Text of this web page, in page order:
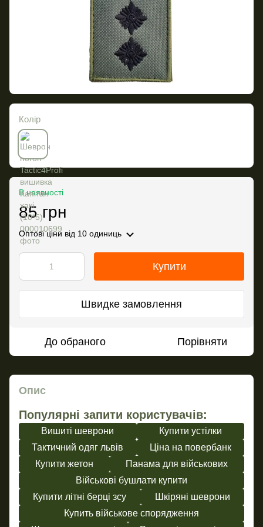
Колір
В наявності
85 грн
Оптові ціни від 10 одиниць
Купити
Швидке замовлення
До обраного Порівняти
Опис
Популярні запити користувачів:
Вишиті шеврони
Купити устілки
Тактичний одяг львів
Ціна на повербанк
Купити жетон
Панама для військових
Військові бушлати купити
Купити літні берці зсу
Шкіряні шеврони
Купить військове спорядження